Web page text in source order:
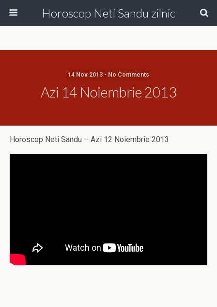
Horoscop Neti Sandu zilnic
14 Nov 2013 • No Comments
Azi 14 Noiembrie 2013
Horoscop Neti Sandu – Azi 12 Noiembrie 2013